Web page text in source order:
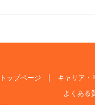
トップページ キャリア・
よくある